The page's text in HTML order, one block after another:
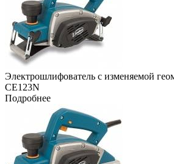
Электрошлифователь с изменяемой
CE123N
Подробнее